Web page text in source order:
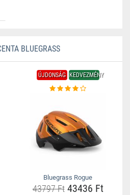
BLUEGRASS
ÚJDONSÁG KEDVEZMÉNY
Bluegrass Rogue
43797 Ft43436 Ft